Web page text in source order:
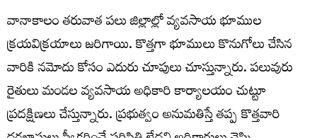
వానాకాలం తరువాత పలు జిల్లాల్లో వ్యవసాయ భూముల
క్రయవిక్రయాలు జరిగాయి. కొత్తగా భూములు కొనుగోలు చేసిన
వారికి నమోదు కోసం ఎదురు చూపులు చూస్తున్నారు. పలువురు
రైతులు మండల వ్యవసాయ అధికారి కార్యాలయం చుట్టూ
ప్రదక్షిణలు చేస్తున్నారు. ప్రభుత్వం అనుమతిస్తే తప్ప కొత్తవారి